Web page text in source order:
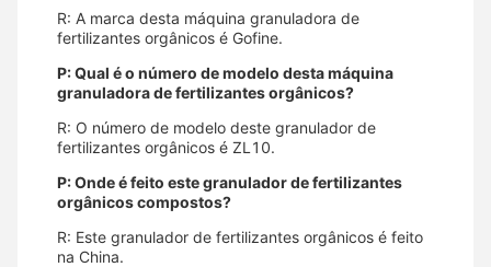
R: A marca desta máquina granuladora de
fertilizantes orgânicos é Gofine.
P: Qual é o número de modelo desta máquina
granuladora de fertilizantes orgânicos?
R: O número de modelo deste granulador de
fertilizantes orgânicos é ZL10.
P: Onde é feito este granulador de fertilizantes
orgânicos compostos?
R: Este granulador de fertilizantes orgânicos é feito
na China.